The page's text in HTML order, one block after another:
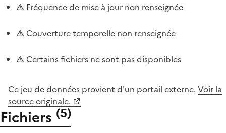
Fréquence de mise à jour non renseignée
Couverture temporelle non renseignée
Certains fichiers ne sont pas disponibles
Ce jeu de données provient d'un portail externe. Voir la
source originale.
Fichiers (5)